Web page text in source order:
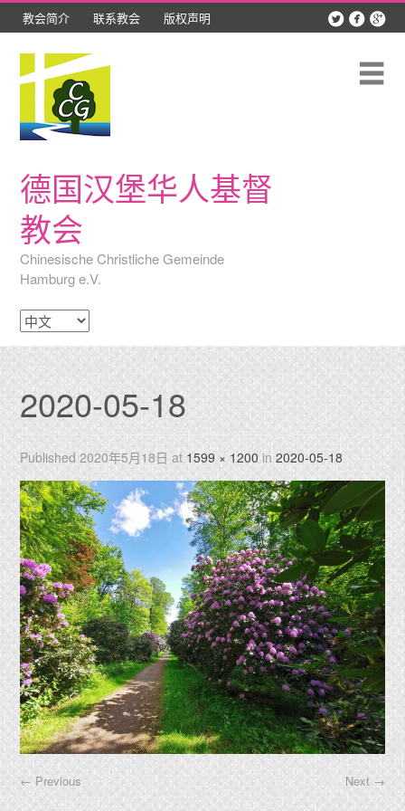
  
教会简介 联系教会 版权声明
德国汉堡华人基督
教会
Chinesische Christliche Gemeinde
Hamburg e.V.
选
择
Skip
content
最新动态
聚会时间
教会团契
讲道录音
网络资源
吕贝克查经班
2020-05-18
Published2020年5月18日 at 1599 × 1200 in2020-05-18
← Previous Next →